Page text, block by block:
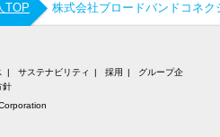
TOP 株式会社ブロードバンドコネ
サステナビリティ 採用
グループ企
針